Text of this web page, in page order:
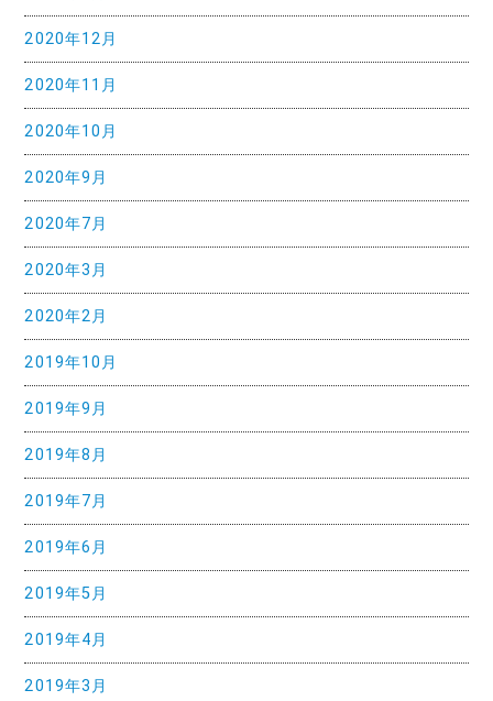
2020年12月
2020年11月
2020年10月
2020年9月
2020年7月
2020年3月
2020年2月
2019年10月
2019年9月
2019年8月
2019年7月
2019年6月
2019年5月
2019年4月
2019年3月